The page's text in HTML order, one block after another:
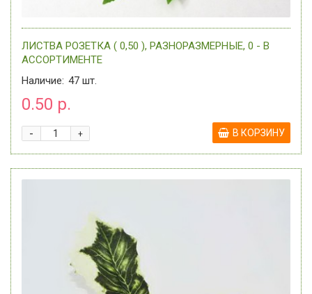
ЛИСТВА РОЗЕТКА ( 0,50 ), РАЗНОРАЗМЕРНЫЕ, 0 - В
АССОРТИМЕНТЕ
Наличие: 47 шт.
0.50 р.
+
- В КОРЗИНУ